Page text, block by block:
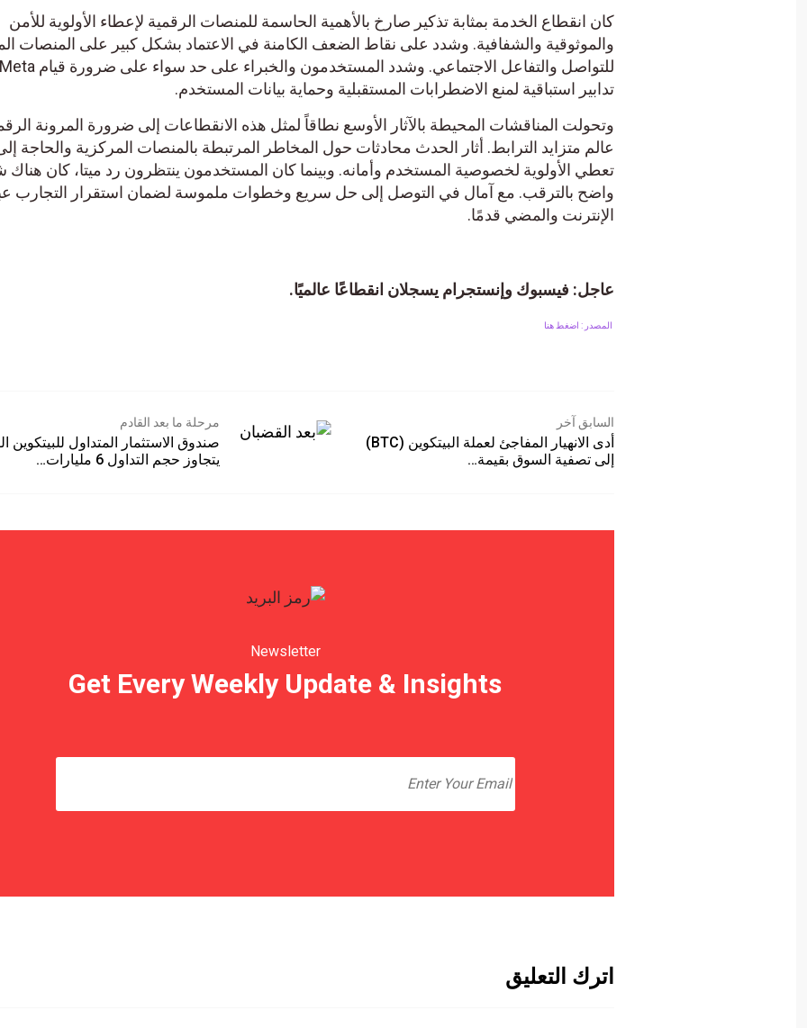
كان انقطاع الخدمة بمثابة تذكير صارخ بالأهمية الحاسمة للمنصات الرقمية لإعطاء الأولوية للأمن
والموثوقية والشفافية. وشدد على نقاط الضعف الكامنة في الاعتماد بشكل كبير على المنصات
تدابير استباقية لمنع الاضطرابات المستقبلية وحماية بيانات المستخدم.
وتحولت المناقشات المحيطة بالآثار الأوسع نطاقاً لمثل هذه الانقطاعات إلى ضرورة المرونة
عالم متزايد الترابط. أثار الحدث محادثات حول المخاطر المرتبطة بالمنصات المركزية والحاجة
تعطي الأولوية لخصوصية المستخدم وأمانه. وبينما كان المستخدمون ينتظرون رد ميتا، كان هناك
واضح بالترقب. مع آمال في التوصل إلى حل سريع وخطوات ملموسة لضمان استقرار التجارب
الإنترنت والمضي قدمًا.
عاجل: فيسبوك وإنستجرام يسجلان انقطاعًا عالميًا.
المصدر : اضغط هنا
السابق آخر
أدى الانهيار المفاجئ لعملة البيتكوين (BTC)
إلى تصفية السوق بقيمة…
مرحلة ما بعد القادم
صندوق الاستثمار المتداول للبيتكوين
يتجاوز حجم التداول 6 مليارات…
Newsletter
Get Every Weekly Update & Insights
اترك التعليق